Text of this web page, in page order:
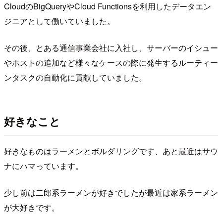
CloudのBigQueryやCloud Functionsを利用したデータエン
ジニアとして働いていました。
その後、とある通信事業会社に入社し、サーバーのイシュー
やホストの追加など様々なケースの際に発生するルーティー
ンタスクの自動化に貢献していました。
好きなこと
好きなものはラーメンとボルダリングです、あと最近はサウ
ナにハマっています。
少し前は二郎系ラーメンが好きでしたが最近は家系ラーメン
が大好きです。